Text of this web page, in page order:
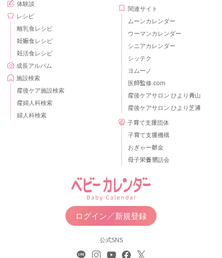
体験談
レシピ
離乳食レシピ
妊娠食レシピ
妊活食レシピ
成長アルバム
施設検索
産後ケア施設検索
産婦人科検索
婦人科検索
関連サイト
ムーンカレンダー
ウーマンカレンダー
シニアカレンダー
シッテク
ヨムーノ
医師監修.com
産後ケアサロン ひより青山
産後ケアサロン ひより芝浦
子育て支援団体
子育て支援機構
おぎゃー献金
母子栄養懇話会
ログイン／新規登録
公式SNS